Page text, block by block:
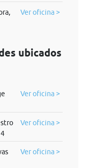
Ver oficina >
ubicados
Ver oficina >
Ver oficina >
Ver oficina >